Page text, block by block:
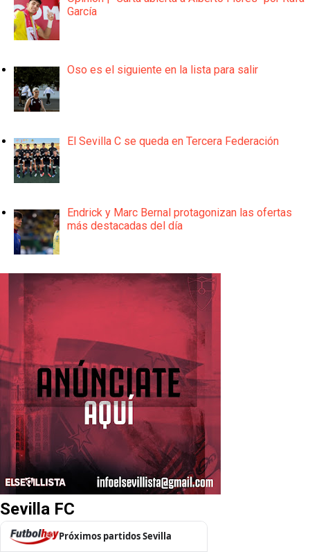
García
Oso es el siguiente en la lista para salir
El Sevilla C se queda en Tercera Federación
Endrick y Marc Bernal protagonizan las ofertas
más destacadas del día
Sevilla FC